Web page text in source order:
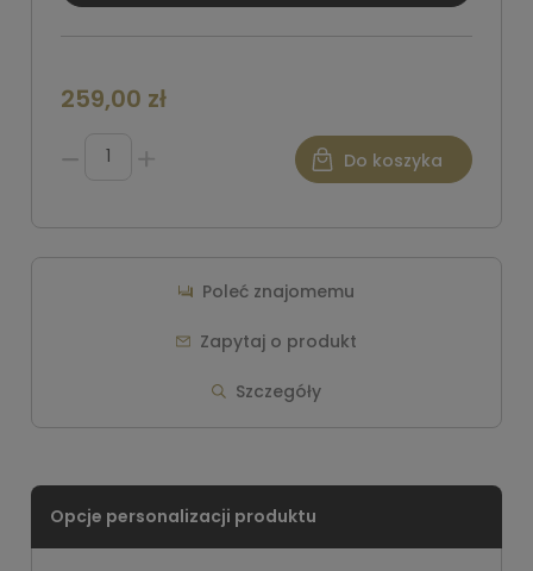
259,00 zł
Do koszyka
Szczegóły
Zapytaj o produkt
Poleć znajomemu